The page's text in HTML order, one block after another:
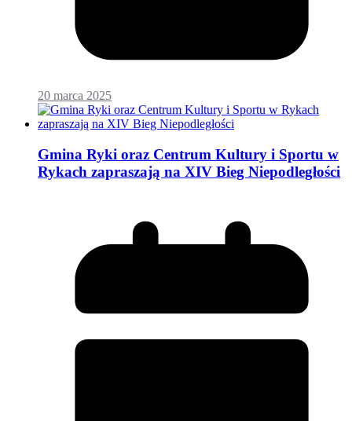
20 marca 2025
Gmina Ryki oraz Centrum Kultury i Sportu w
Rykach zapraszają na XIV Bieg Niepodległości